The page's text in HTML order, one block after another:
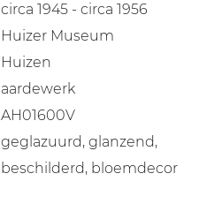
circa 1945 - circa 1956
Huizer Museum
Huizen
aardewerk
AH01600V
geglazuurd, glanzend,
beschilderd, bloemdecor